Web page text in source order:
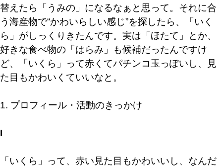
替えたら「うみの」になるなぁと思って。それに合
う海産物で“かわいらしい感じ”を探したら、「いく
ら」がしっくりきたんです。実は「ほたて」とか、
好きな食べ物の「はらみ」も候補だったんですけ
ど、「いくら」って赤くてパチンコ玉っぽいし、見
た目もかわいくていいなと。
1. プロフィール・活動のきっかけ
I
「いくら」って、赤い見た目もかわいいし、なんだ